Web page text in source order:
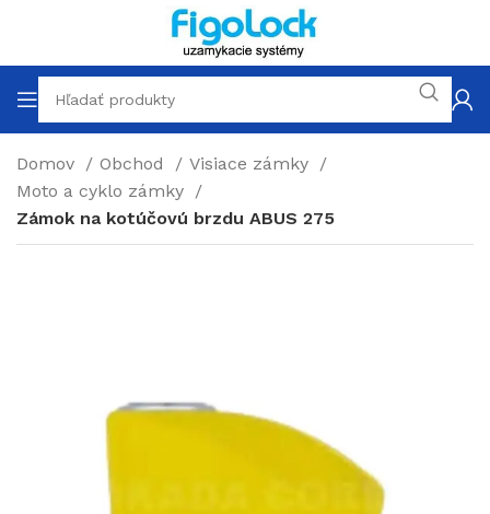
Domov Obchod
Visiace zámky
Moto a cyklo zámky
Zámok na kotúčovú brzdu ABUS 275